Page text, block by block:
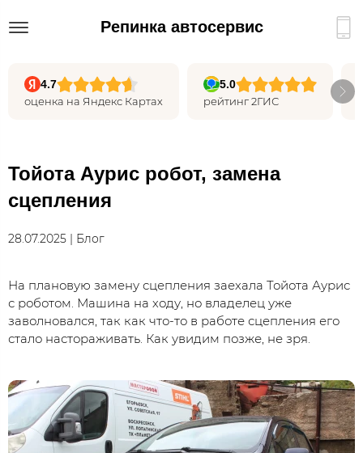
Репинка автосервис
4.7
оценка на Яндекс Картах
5.0
рейтинг 2ГИС
Тойота Аурис робот, замена
сцепления
28.07.2025 | Блог
На плановую замену сцепления заехала Тойота Аурис
с роботом. Машина на ходу, но владелец уже
заволновался, так как что-то в работе сцепления его
стало настораживать. Как увидим позже, не зря.